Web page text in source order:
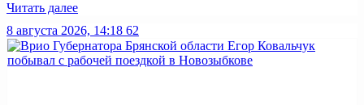
Читать далее
8 августа 2026, 14:18 62